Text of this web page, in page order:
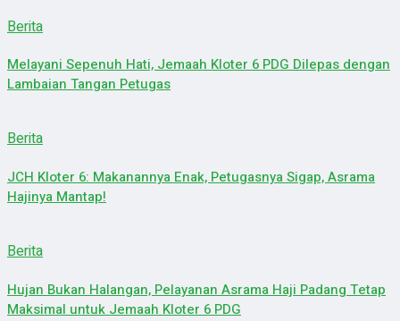
Berita
Melayani Sepenuh Hati, Jemaah Kloter 6 PDG Dilepas dengan
Lambaian Tangan Petugas
Berita
JCH Kloter 6: Makanannya Enak, Petugasnya Sigap, Asrama
Hajinya Mantap!
Berita
Hujan Bukan Halangan, Pelayanan Asrama Haji Padang Tetap
Maksimal untuk Jemaah Kloter 6 PDG